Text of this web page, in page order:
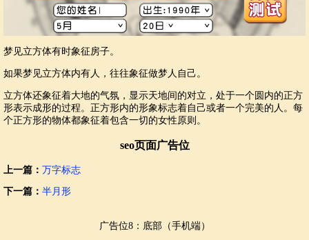
梦见立方体有时象征房子。
如果梦见立方体内有人，往往象征做梦人自己。
立方体还象征着大地的气氛，显示天地间的对立，处于一个圆内的正方
形表示成形的过程。正方形内的形象标志着自己或者一个完美的人。每
个正方形的物体都象征着包含一切的女性原则。
seo页面广告位
上一篇： 万字标志
下一篇： 半月形
广告位8：底部（手机端）